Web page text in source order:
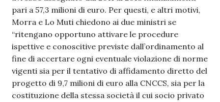
pari a 57,3 milioni di euro. Per questi, e altri motivi,
Morra e Lo Muti chiedono ai due ministri se
“ritengano opportuno attivare le procedure
ispettive e conoscitive previste dall’ordinamento al
fine di accertare ogni eventuale violazione di norme
vigenti sia per il tentativo di affidamento diretto del
progetto di 9,7 milioni di euro alla CNCCS, sia per la
costituzione della stessa società il cui socio privato